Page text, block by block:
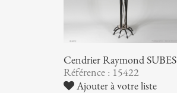
Cendrier Raymond SUBES
Référence : 15422
Ajouter à votre liste